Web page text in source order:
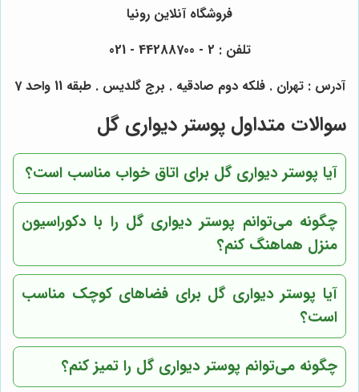
فروشگاه آنلاین رونیا
تلفن : 2 - 44288700 - 021
آدرس : تهران . فلکه دوم صادقیه . برج گلدیس . طبقه 11 واحد 7
سوالات متداول پوستر دیواری گل
آیا پوستر دیواری گل برای اتاق خواب مناسب است؟
چگونه می‌توانم پوستر دیواری گل را با دکوراسیون
منزل هماهنگ کنم؟
آیا پوستر دیواری گل برای فضاهای کوچک مناسب
است؟
چگونه می‌توانم پوستر دیواری گل را تمیز کنم؟